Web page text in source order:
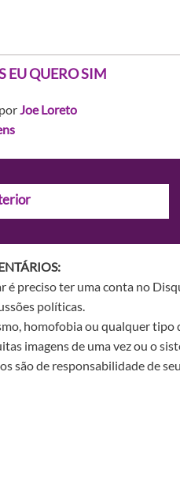
EU QUERO SIM
Joe Loreto
é preciso ter uma conta no
políticas.
homofobia ou qualquer tipo
imagens de uma vez ou o
são de responsabilidade de